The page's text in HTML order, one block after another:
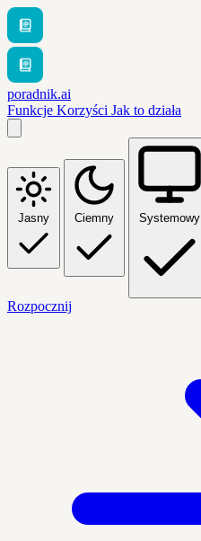
poradnik.ai
Funkcje Korzyści Jak to działa
Jasny Ciemny Systemowy
Rozpocznij